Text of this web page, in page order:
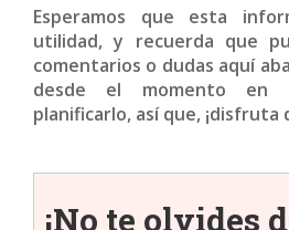
Esperamos que esta
utilidad, y recuerda que
comentarios o dudas aquí
desde el momento en
planificarlo, así que, ¡disfruta
¡No te olvides